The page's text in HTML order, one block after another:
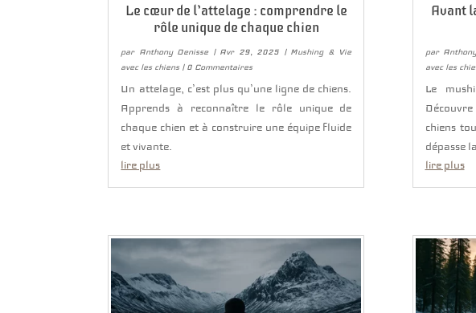
Le cœur de l’attelage : comprendre le
rôle unique de chaque chien
par Anthony Denisse| Avr 29, 2025 | Mushing & Vie
avec les chiens| 0 Commentaires
Un attelage, c’est plus qu’une ligne de chiens.
Apprends à reconnaître le rôle unique de
chaque chien et à construire une équipe fluide
et vivante.
lire plus
Avant
par
avec les
Le
chiens
dépasse
lire plus